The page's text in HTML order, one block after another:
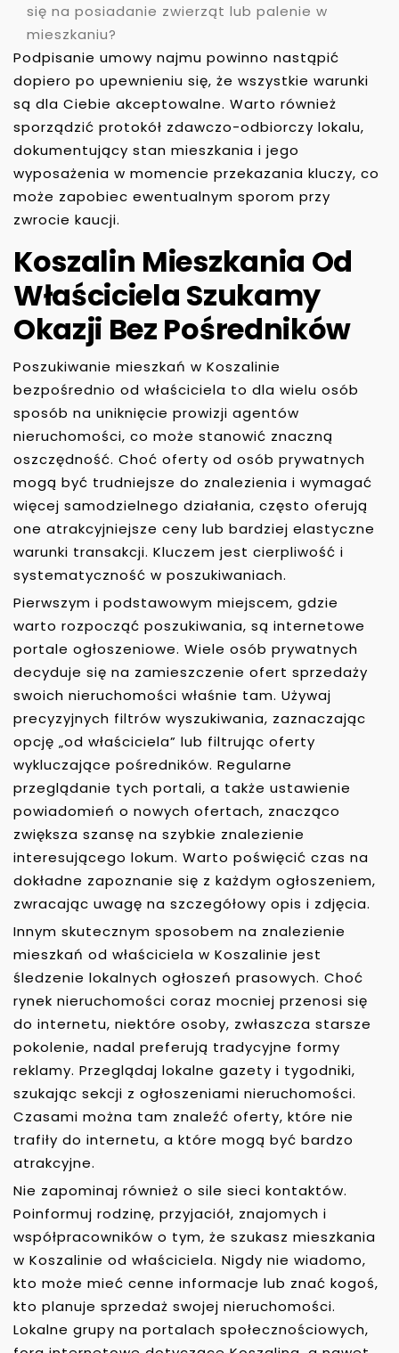
się na posiadanie zwierząt lub palenie w
mieszkaniu?
Podpisanie umowy najmu powinno nastąpić
dopiero po upewnieniu się, że wszystkie warunki
są dla Ciebie akceptowalne. Warto również
sporządzić protokół zdawczo-odbiorczy lokalu,
dokumentujący stan mieszkania i jego
wyposażenia w momencie przekazania kluczy, co
może zapobiec ewentualnym sporom przy
zwrocie kaucji.
Koszalin Mieszkania Od
Właściciela Szukamy
Okazji Bez Pośredników
Poszukiwanie mieszkań w Koszalinie
bezpośrednio od właściciela to dla wielu osób
sposób na uniknięcie prowizji agentów
nieruchomości, co może stanowić znaczną
oszczędność. Choć oferty od osób prywatnych
mogą być trudniejsze do znalezienia i wymagać
więcej samodzielnego działania, często oferują
one atrakcyjniejsze ceny lub bardziej elastyczne
warunki transakcji. Kluczem jest cierpliwość i
systematyczność w poszukiwaniach.
Pierwszym i podstawowym miejscem, gdzie
warto rozpocząć poszukiwania, są internetowe
portale ogłoszeniowe. Wiele osób prywatnych
decyduje się na zamieszczenie ofert sprzedaży
swoich nieruchomości właśnie tam. Używaj
precyzyjnych filtrów wyszukiwania, zaznaczając
opcję „od właściciela” lub filtrując oferty
wykluczające pośredników. Regularne
przeglądanie tych portali, a także ustawienie
powiadomień o nowych ofertach, znacząco
zwiększa szansę na szybkie znalezienie
interesującego lokum. Warto poświęcić czas na
dokładne zapoznanie się z każdym ogłoszeniem,
zwracając uwagę na szczegółowy opis i zdjęcia.
Innym skutecznym sposobem na znalezienie
mieszkań od właściciela w Koszalinie jest
śledzenie lokalnych ogłoszeń prasowych. Choć
rynek nieruchomości coraz mocniej przenosi się
do internetu, niektóre osoby, zwłaszcza starsze
pokolenie, nadal preferują tradycyjne formy
reklamy. Przeglądaj lokalne gazety i tygodniki,
szukając sekcji z ogłoszeniami nieruchomości.
Czasami można tam znaleźć oferty, które nie
trafiły do internetu, a które mogą być bardzo
atrakcyjne.
Nie zapominaj również o sile sieci kontaktów.
Poinformuj rodzinę, przyjaciół, znajomych i
współpracowników o tym, że szukasz mieszkania
w Koszalinie od właściciela. Nigdy nie wiadomo,
kto może mieć cenne informacje lub znać kogoś,
kto planuje sprzedaż swojej nieruchomości.
Lokalne grupy na portalach społecznościowych,